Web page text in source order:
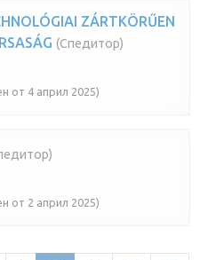
ZÁRTKÖRŰEN
(Спедитор)
от 4 април 2025)
от 2 април 2025)